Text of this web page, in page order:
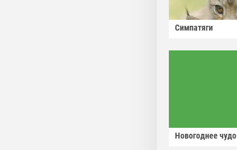
Симпатяги
Новогоднее чудо